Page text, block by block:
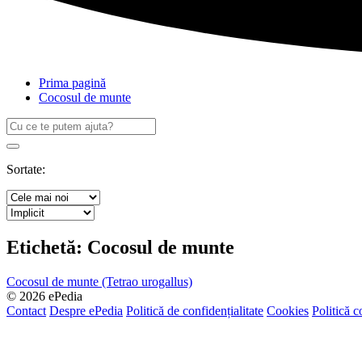
Prima pagină
Cocosul de munte
Caută
după:
Search
Sortate:
Etichetă: Cocosul de munte
Cocosul de munte (Tetrao urogallus)
© 2026 ePedia
Contact Despre ePedia Politică de confidențialitate Cookies Politică